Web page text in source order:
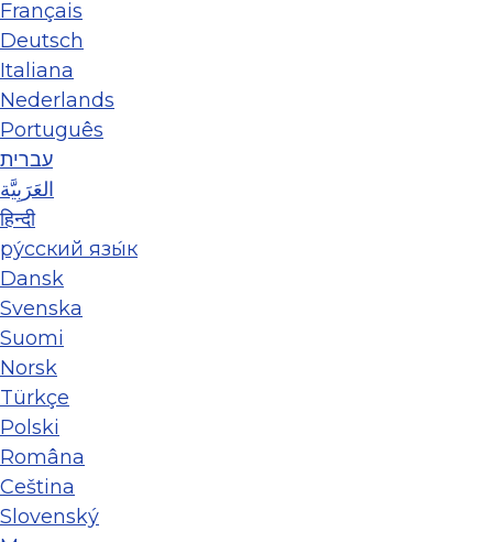
Français
Deutsch
Italiana
Nederlands
Português
עברית
العَرَبِيَّة
हिन्दी
ру́сский язы́к
Dansk
Svenska
Suomi
Norsk
Türkçe
Polski
Româna
Ceština
Slovenský